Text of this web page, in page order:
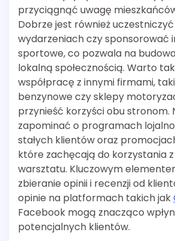
przyciągnąć uwagę
Dobrze jest również
wydarzeniach czy sponsorować
sportowe, co pozwala na
lokalną społecznością. Warto
współpracę z innymi firmami,
benzynowe czy sklepy
przynieść korzyści obu stronom.
zapominać o programach
stałych klientów oraz
które zachęcają do korzystania z
warsztatu. Kluczowym
zbieranie opinii i recenzji od
opinie na platformach takich jak
Facebook mogą znacząco
potencjalnych klientów.